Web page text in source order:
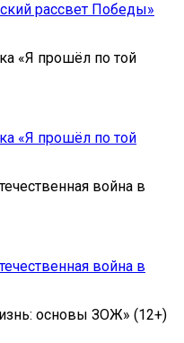
рассвет Победы»
«Я прошёл по той
«Я прошёл по той
война в
война в
основы ЗОЖ» (12+)